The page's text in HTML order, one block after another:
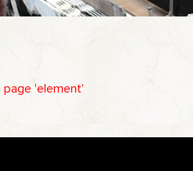
'element'